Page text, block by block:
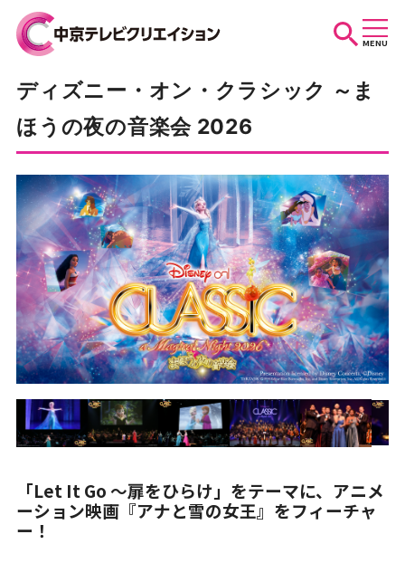
MENU
お知らせ
スケジュール
イベントを探す
団体・法人の方へ
メルマガ登録
ディズニー・オン・クラシック ～ま
ほうの夜の音楽会 2026
「Let It Go 〜扉をひらけ」をテーマに、アニメ
ーション映画『アナと雪の女王』をフィーチャ
ー！